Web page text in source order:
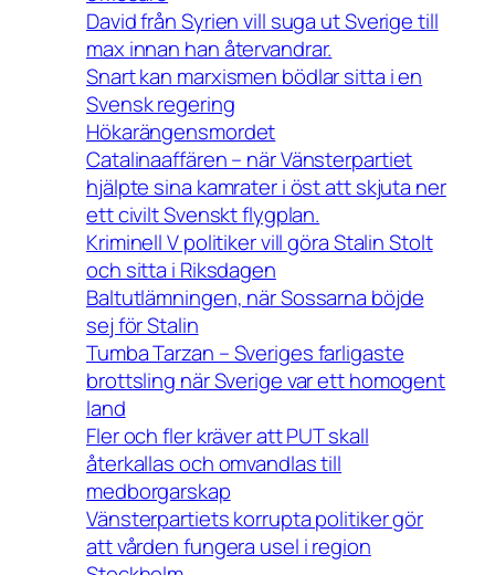
David från Syrien vill suga ut Sverige till
max innan han återvandrar.
Snart kan marxismen bödlar sitta i en
Svensk regering
Hökarängensmordet
Catalinaaffären – när Vänsterpartiet
hjälpte sina kamrater i öst att skjuta ner
ett civilt Svenskt flygplan.
Kriminell V politiker vill göra Stalin Stolt
och sitta i Riksdagen
Baltutlämningen, när Sossarna böjde
sej för Stalin
Tumba Tarzan – Sveriges farligaste
brottsling när Sverige var ett homogent
land
Fler och fler kräver att PUT skall
återkallas och omvandlas till
medborgarskap
Vänsterpartiets korrupta politiker gör
att vården fungera usel i region